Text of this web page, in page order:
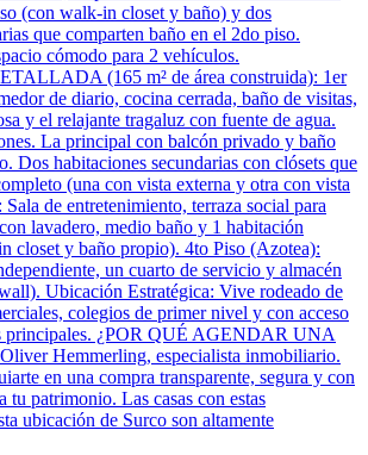
(con walk-in closet y baño) y dos
que comparten baño en el 2do piso.
cómodo para 2 vehículos.
(165 m² de área construida): 1er
de diario, cocina cerrada, baño de visitas,
y el relajante tragaluz con fuente de agua.
La principal con balcón privado y baño
Dos habitaciones secundarias con clósets que
(una con vista externa y otra con vista
de entretenimiento, terraza social para
lavadero, medio baño y 1 habitación
closet y baño propio). 4to Piso (Azotea):
un cuarto de servicio y almacén
Ubicación Estratégica: Vive rodeado de
colegios de primer nivel y con acceso
principales. ¿POR QUÉ AGENDAR UNA
Hemmerling, especialista inmobiliario.
en una compra transparente, segura y con
tu patrimonio. Las casas con estas
ubicación de Surco son altamente